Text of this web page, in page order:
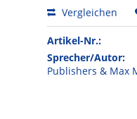
Vergleichen
Artikel-Nr.:
Sprecher/Autor:
Publishers & Max